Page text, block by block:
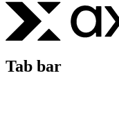
Tab bar